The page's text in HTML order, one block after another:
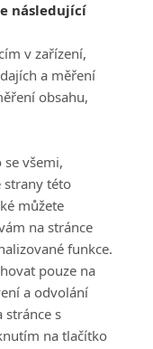
následující
v zařízení,
a měření
obsahu,
všemi,
strany této
můžete
na stránce
funkce.
pouze na
a odvolání
stránce s
na tlačítko
s.r.o.
Praha 4